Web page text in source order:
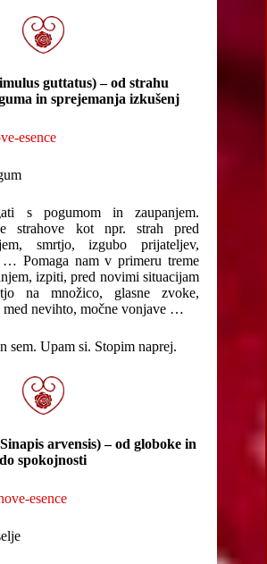
guttatus) – od strahu
in sprejemanja izkušenj
s pogumom in zaupanjem.
strahove kot npr. strah pred
smrtjo, izgubo prijateljev,
Pomaga nam v primeru treme
izpiti, pred novimi situacijam
na množico, glasne zvoke,
med nevihto, močne vonjave …
sem. Upam si. Stopim naprej.
arvensis) – od globoke in
spokojnosti